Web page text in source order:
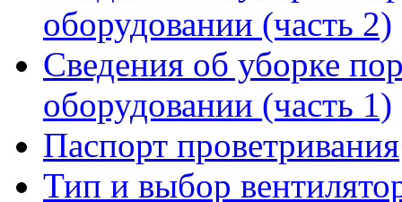
оборудовании (часть 2)
Сведения об уборке
оборудовании (часть 1)
Паспорт проветривания
Тип и выбор